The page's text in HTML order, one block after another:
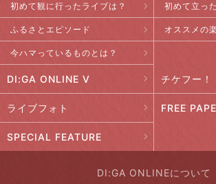
初めて観に行ったライブは？ 初めて立っ
ふるさとエピソード オススメの
今ハマっているものとは？
DI:GA ONLINE V チケフー！
ライブフォト FREE
SPECIAL FEATURE
DI:GA ONLINEについて